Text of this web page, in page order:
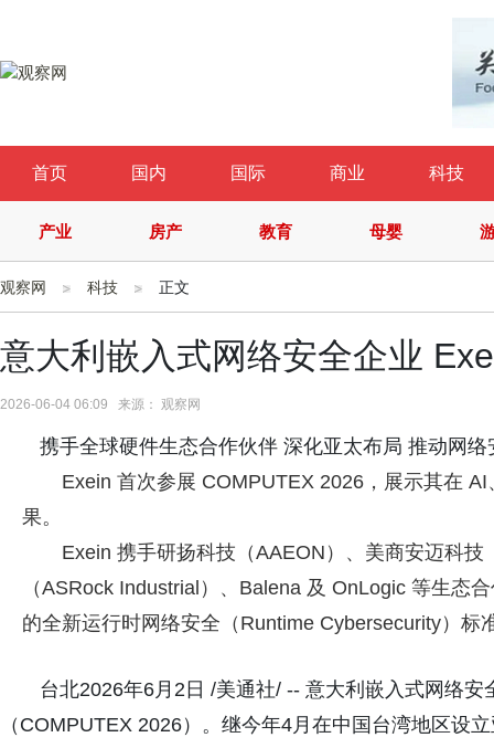
首页 国内 国际 商业 科技
产业 房产 教育 母婴
观察网 科技 正文
意大利嵌入式网络安全企业
2026-06-04 06:09 来源： 观察网
携手全球硬件生态合作伙伴 深化亚太布局 推动网络
Exein 首次参展 COMPUTEX 2026，展示其在
果。
Exein 携手研扬科技（AAEON）、美商安迈科
（ASRock Industrial）、Balena 及 OnLogic 等生态
的全新运行时网络安全（Runtime Cybersecurity）标
台北2026年6月2日 /美通社/ -- 意大利嵌入式网络
（COMPUTEX 2026）。继今年4月在中国台湾地区设